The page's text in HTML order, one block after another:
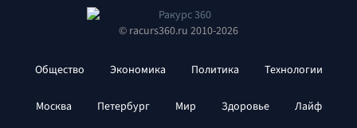
© racurs360.ru 2010-2026
Общество Экономика Политика Технологии
Москва Петербург Мир Здоровье Лайф